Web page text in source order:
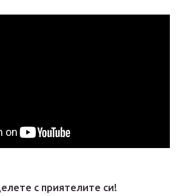
с приятелите си!